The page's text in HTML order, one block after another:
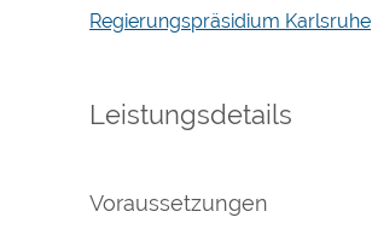
Regierungspräsidium Karlsruhe
Leistungsdetails
Voraussetzungen